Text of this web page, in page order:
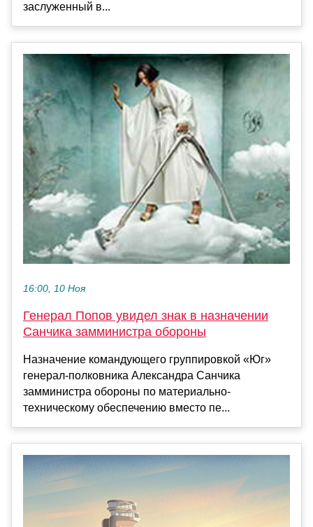
заслуженный в...
16:00, 10 Ноя
Генерал Попов увидел знак в назначении
Санчика замминистра обороны
Назначение командующего группировкой «Юг»
генерал-полковника Александра Санчика
замминистра обороны по материально-
техническому обеспечению вместо пе...